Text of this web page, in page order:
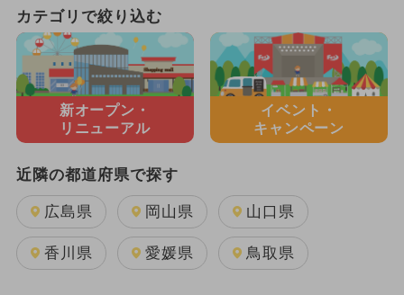
カテゴリで絞り込む
新オープン・
リニューアル
イベント・
キャンペーン
近隣の都道府県で探す
広島県 岡山県 山口県
香川県 愛媛県 鳥取県